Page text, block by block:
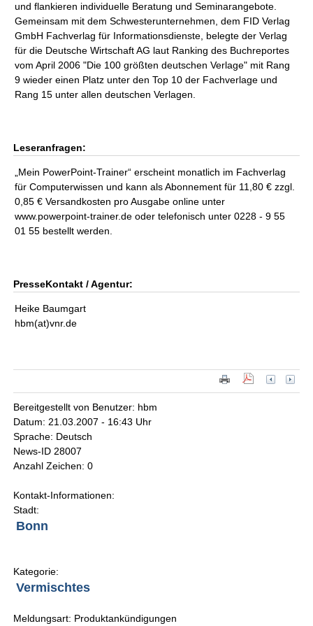
und flankieren individuelle Beratung und Seminarangebote.
Gemeinsam mit dem Schwesterunternehmen, dem FID Verlag
GmbH Fachverlag für Informationsdienste, belegte der Verlag
für die Deutsche Wirtschaft AG laut Ranking des Buchreportes
vom April 2006 "Die 100 größten deutschen Verlage" mit Rang
9 wieder einen Platz unter den Top 10 der Fachverlage und
Rang 15 unter allen deutschen Verlagen.
Leseranfragen:
„Mein PowerPoint-Trainer“ erscheint monatlich im Fachverlag
für Computerwissen und kann als Abonnement für 11,80 € zzgl.
0,85 € Versandkosten pro Ausgabe online unter
www.powerpoint-trainer.de oder telefonisch unter 0228 - 9 55
01 55 bestellt werden.
PresseKontakt / Agentur:
Heike Baumgart
hbm(at)vnr.de
Bereitgestellt von Benutzer: hbm
Datum: 21.03.2007 - 16:43 Uhr
Sprache: Deutsch
News-ID 28007
Anzahl Zeichen: 0
Kontakt-Informationen:
Stadt:
Bonn
Kategorie:
Vermischtes
Meldungsart: Produktankündigungen